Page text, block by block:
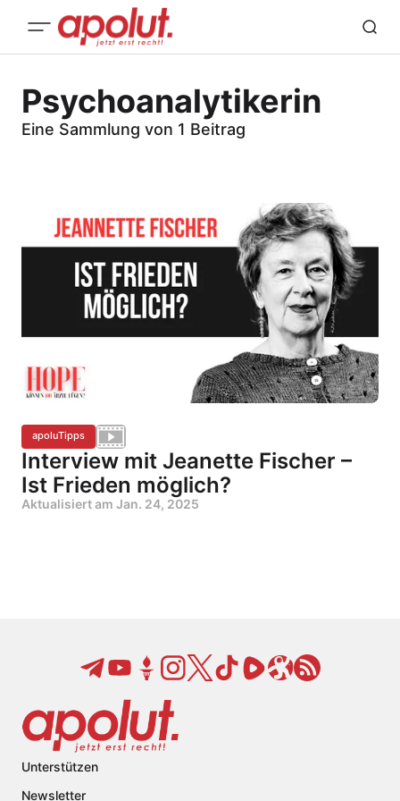
Psychoanalytikerin
Eine Sammlung von 1 Beitrag
apoluTipps
Interview mit Jeanette Fischer –
Ist Frieden möglich?
Aktualisiert am Jan. 24, 2025
Unterstützen
Newsletter